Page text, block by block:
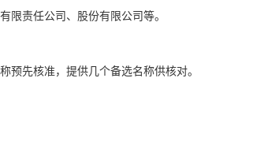
限责任公司、股份有限公司等。
预先核准，提供几个备选名称供核对。